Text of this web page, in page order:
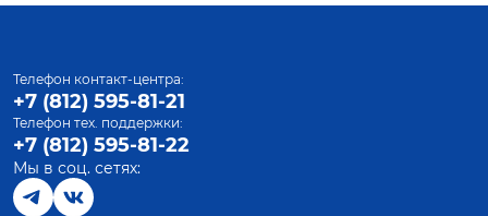
Телефон контакт-центра:
+7 (812) 595-81-21
Телефон тех. поддержки:
+7 (812) 595-81-22
Мы в соц. сетях: